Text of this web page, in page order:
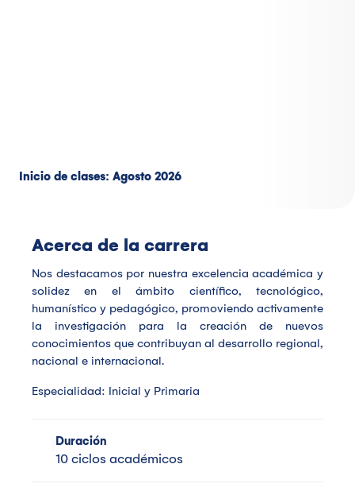
Inicio de clases: Agosto 2026
Acerca de la carrera
Nos destacamos por nuestra excelencia académica y
solidez en el ámbito científico, tecnológico,
humanístico y pedagógico, promoviendo activamente
la investigación para la creación de nuevos
conocimientos que contribuyan al desarrollo regional,
nacional e internacional.
Especialidad: Inicial y Primaria
Duración
10 ciclos académicos